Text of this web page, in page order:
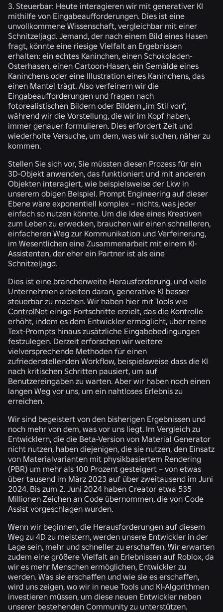
3. Steuerbar: Heute interagieren wir mit generativer KI
mithilfe von Eingabeaufforderungen. Dies ist eine
unvollkommene Wissenschaft, vergleichbar mit einer
Schnitzeljagd. Jemand, der nach einem Bild eines Hasen
fragt, könnte eine riesige Vielfalt an Ergebnissen
erhalten: ein echtes Kaninchen, einen Schokoladen-
Osterhasen, einen Cartoon-Hasen, ein Gemälde eines
Kaninchens oder eine Illustration eines Kaninchens, das
einen Mantel trägt. Also verfeinern wir die
Eingabeaufforderungen und fragen nach
fotorealistischen Bildern oder Bildern „im Stil von“,
während wir die Vorstellung, die wir im Kopf haben,
immer genauer formulieren. Dies erfordert Zeit und
wiederholte Versuche, um dem, was wir suchen, näher zu
kommen.
Stellen Sie sich vor, Sie müssten diesen Prozess für ein
3D-Objekt anwenden, das funktioniert und mit anderen
Objekten interagiert, wie beispielsweise der Lkw in
unserem obigen Beispiel. Prompt Engineering auf dieser
Ebene wäre exponentiell komplex – nichts, was jeder
einfach so nutzen könnte. Um die Idee eines Kreativen
zum Leben zu erwecken, brauchen wir einen schnelleren,
einfacheren Weg zur Kommunikation und Verfeinerung,
im Wesentlichen eine Zusammenarbeit mit einem KI-
Assistenten, der eher ein Partner ist als eine
Schnitzeljagd.
Dies ist eine branchenweite Herausforderung, und viele
Unternehmen arbeiten daran, generative KI besser
steuerbar zu machen. Wir haben hier mit Tools wie
ControlNet einige Fortschritte erzielt, das die Kontrolle
erhöht, indem es dem Entwickler ermöglicht, über reine
Text-Prompts hinaus zusätzliche Eingabebedingungen
festzulegen. Derzeit erforschen wir weitere
vielversprechende Methoden für einen
zufriedenstellenden Workflow, beispielsweise dass die KI
nach kritischen Schritten pausiert, um auf
Benutzereingaben zu warten. Aber wir haben noch einen
langen Weg vor uns, um ein nahtloses Erlebnis zu
erreichen.
Wir sind begeistert von den bisherigen Ergebnissen und
noch mehr von dem, was vor uns liegt. Im Vergleich zu
Entwicklern, die die Beta-Version von Material Generator
nicht nutzen, haben diejenigen, die sie nutzen, den Einsatz
von Materialvarianten mit physikbasiertem Rendering
(PBR) um mehr als 100 Prozent gesteigert – von etwas
über tausend im März 2023 auf über zweitausend im Juni
2024. Bis zum 2. Juni 2024 haben Creator etwa 535
Millionen Zeichen an Code übernommen, die von Code
Assist vorgeschlagen wurden.
Wenn wir beginnen, die Herausforderungen auf diesem
Weg zu 4D zu meistern, werden unsere Entwickler in der
Lage sein, mehr und schneller zu erschaffen. Wir erwarten
zudem eine größere Vielfalt an Erlebnissen auf Roblox, da
wir es mehr Menschen ermöglichen, Entwickler zu
werden. Was sie erschaffen und wie sie es erschaffen,
wird uns zeigen, wo wir in neue Tools und KI-Algorithmen
investieren müssen, um diese neuen Entwickler neben
unserer bestehenden Community zu unterstützen.